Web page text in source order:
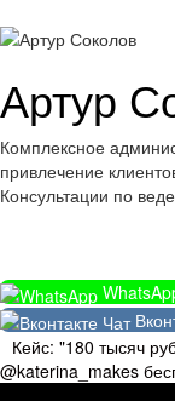
Артур
Комплексное
привлечение
Консультации по
Кейс: "180 тысяч
@katerina_makes